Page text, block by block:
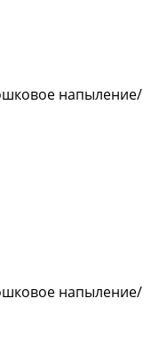
напыление/
напыление/